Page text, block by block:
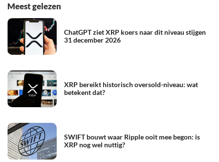
Meest gelezen
ChatGPT ziet XRP koers naar dit niveau stijgen
31 december 2026
XRP bereikt historisch oversold-niveau: wat
betekent dat?
SWIFT bouwt waar Ripple ooit mee begon: is
XRP nog wel nuttig?